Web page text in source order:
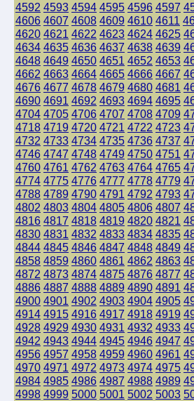
4592 4593 4594 4595 4596 4597
4606 4607 4608 4609 4610 4611
4620 4621 4622 4623 4624 4625
4634 4635 4636 4637 4638 4639
4648 4649 4650 4651 4652 4653
4662 4663 4664 4665 4666 4667
4676 4677 4678 4679 4680 4681
4690 4691 4692 4693 4694 4695
4704 4705 4706 4707 4708 4709
4718 4719 4720 4721 4722 4723
4732 4733 4734 4735 4736 4737
4746 4747 4748 4749 4750 4751
4760 4761 4762 4763 4764 4765
4774 4775 4776 4777 4778 4779
4788 4789 4790 4791 4792 4793
4802 4803 4804 4805 4806 4807
4816 4817 4818 4819 4820 4821
4830 4831 4832 4833 4834 4835
4844 4845 4846 4847 4848 4849
4858 4859 4860 4861 4862 4863
4872 4873 4874 4875 4876 4877
4886 4887 4888 4889 4890 4891
4900 4901 4902 4903 4904 4905
4914 4915 4916 4917 4918 4919
4928 4929 4930 4931 4932 4933
4942 4943 4944 4945 4946 4947
4956 4957 4958 4959 4960 4961
4970 4971 4972 4973 4974 4975
4984 4985 4986 4987 4988 4989
4998 4999 5000 5001 5002 5003